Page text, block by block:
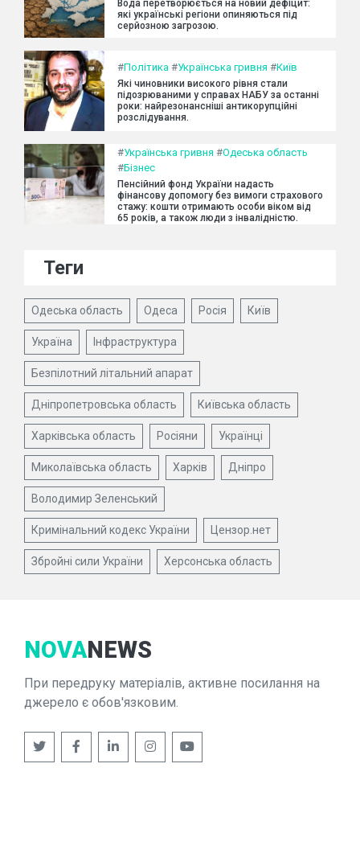
Вода перетворюється на новий дефіцит:
які українські регіони опиняються під
серйозною загрозою.
#Політика #Українська гривня #Київ
Які чиновники високого рівня стали
підозрюваними у справах НАБУ за останні
роки: найрезонансніші антикорупційні
розслідування.
#Українська гривня #Одеська область
#Бізнес
Пенсійний фонд України надасть
фінансову допомогу без вимоги страхового
стажу: кошти отримають особи віком від
65 років, а також люди з інвалідністю.
Теги
Одеська область Одеса Росія Київ
Україна Інфраструктура
Безпілотний літальний апарат
Дніпропетровська область Київська область
Харківська область Росіяни Українці
Миколаївська область Харків Дніпро
Володимир Зеленський
Кримінальний кодекс України Цензор.нет
Збройні сили України Херсонська область
NOVANEWS
При передруку матеріалів, активне посилання на
джерело є обов'язковим.